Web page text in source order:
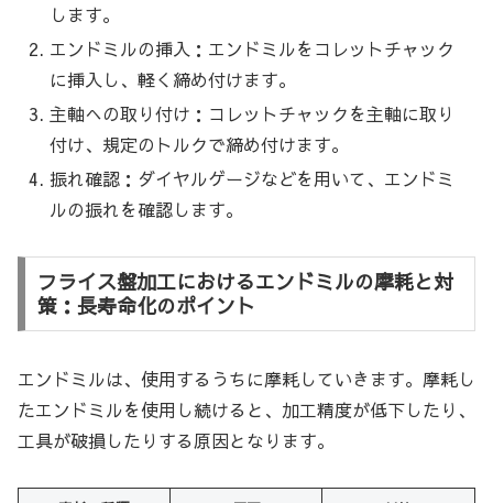
します。
エンドミルの挿入：エンドミルをコレットチャック
に挿入し、軽く締め付けます。
主軸への取り付け：コレットチャックを主軸に取り
付け、規定のトルクで締め付けます。
振れ確認：ダイヤルゲージなどを用いて、エンドミ
ルの振れを確認します。
フライス盤加工におけるエンドミルの摩耗と対
策：長寿命化のポイント
エンドミルは、使用するうちに摩耗していきます。摩耗し
たエンドミルを使用し続けると、加工精度が低下したり、
工具が破損したりする原因となります。